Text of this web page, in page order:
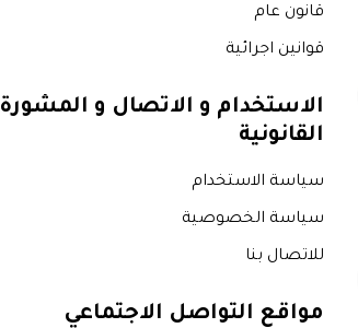
قانون عام
قوانين اجرائية
الاستخدام و الاتصال و المشورة
القانونية
سياسة الاستخدام
سياسة الخصوصية
للاتصال بنا
مواقع التواصل الاجتماعي